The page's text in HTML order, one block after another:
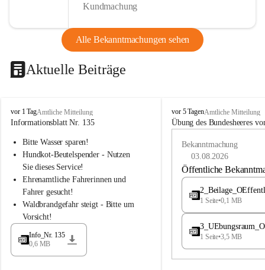
Kundmachung
Alle Bekanntmachungen sehen
Aktuelle Beiträge
B
u
h
a
d
l
vor 1 TagAmtliche Mitteilung
Informationsblatt Nr. 135
Bitte Wasser sparen!
Hundkot-Beutelspender - Nutzen
Sie dieses Service!
Ehrenamtliche Fahrerinnen und
Fahrer gesucht!
Waldbrandgefahr steigt - Bitte um
Vorsicht!
Info_Nr. 135
0,6 MB
B
u
e
vor 5 TagenAmtliche Mitteilung
Übung des Bundesheeres
Bekanntmachung
03.08.2026
Öffentliche
1 Seite•0,1 MB
1 Seite•3,5 MB